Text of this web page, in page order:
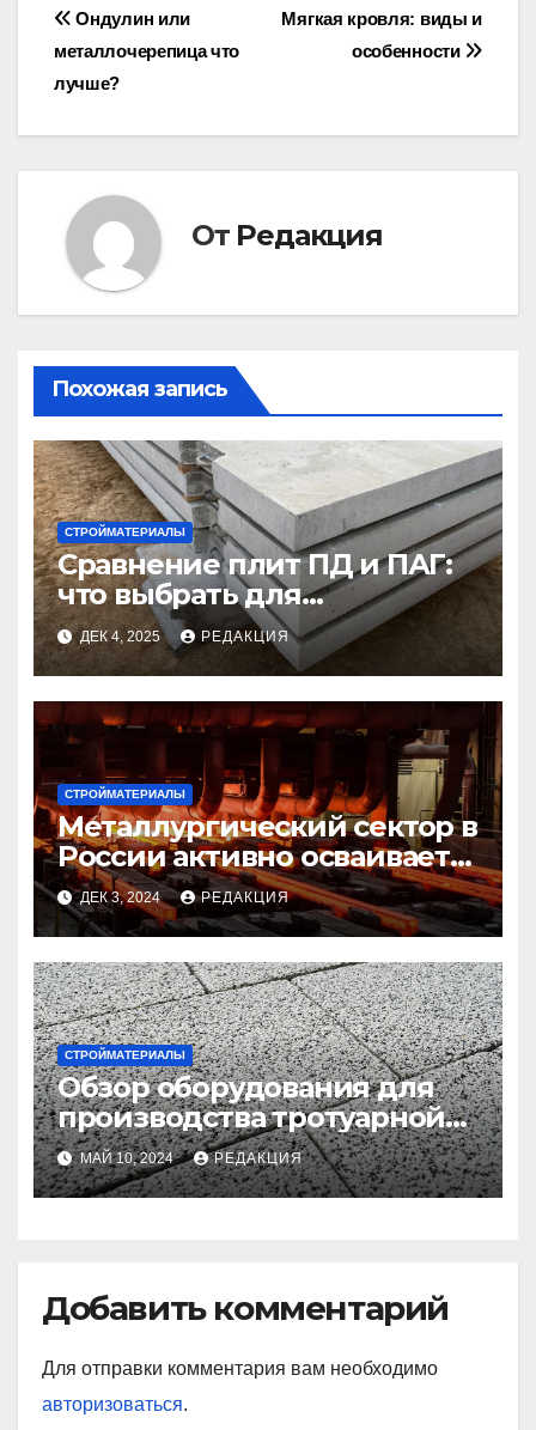
Навигация
по
записям
Мягкая кровля: виды и
особенности
Ондулин или
металлочерепица что
лучше?
От Редакция
Похожая запись
СТРОЙМАТЕРИАЛЫ
Сравнение плит ПД и ПАГ:
что выбрать для
долговечного и прочного
покрытия
ДЕК 4, 2025 РЕДАКЦИЯ
СТРОЙМАТЕРИАЛЫ
Металлургический сектор в
России активно осваивает
новые производственные
методы
ДЕК 3, 2024 РЕДАКЦИЯ
СТРОЙМАТЕРИАЛЫ
Обзор оборудования для
производства тротуарной
плитки и брусчатки
МАЙ 10, 2024 РЕДАКЦИЯ
Добавить комментарий
Для отправки комментария вам необходимо
авторизоваться.